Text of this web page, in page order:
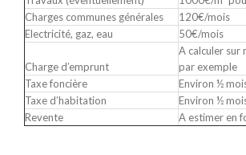
Charges communes générales
120€/mois
Electricité, gaz, eau
50€/mois
Charge d’emprunt
A calculer sur
par exemple
Taxe foncière
Environ ½
Taxe d’habitation
Environ ½
Revente
A estimer en